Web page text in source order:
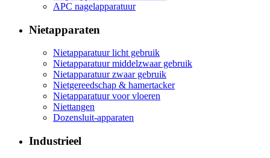
APC nagelapparatuur
Nietapparaten
Nietapparatuur licht gebruik
Nietapparatuur middelzwaar gebruik
Nietapparatuur zwaar gebruik
Nietgereedschap & hamertacker
Nietapparatuur voor vloeren
Niettangen
Dozensluit-apparaten
Industrieel